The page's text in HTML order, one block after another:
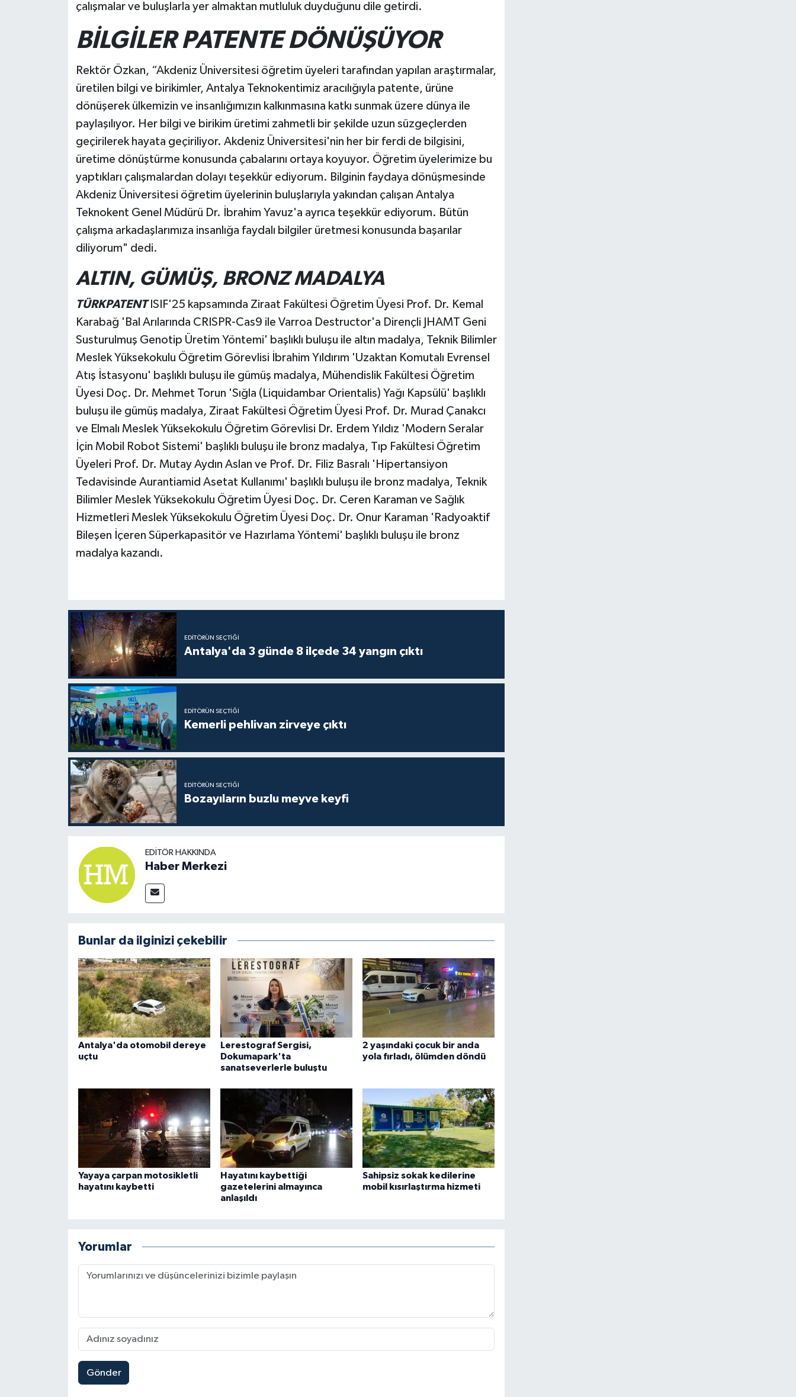
çalışmalar ve buluşlarla yer almaktan mutluluk duyduğunu dile getirdi.
BİLGİLER PATENTE DÖNÜŞÜYOR
Rektör Özkan, “Akdeniz Üniversitesi öğretim üyeleri tarafından yapılan araştırmalar,
üretilen bilgi ve birikimler, Antalya Teknokentimiz aracılığıyla patente, ürüne
dönüşerek ülkemizin ve insanlığımızın kalkınmasına katkı sunmak üzere dünya ile
paylaşılıyor. Her bilgi ve birikim üretimi zahmetli bir şekilde uzun süzgeçlerden
geçirilerek hayata geçiriliyor. Akdeniz Üniversitesi'nin her bir ferdi de bilgisini,
üretime dönüştürme konusunda çabalarını ortaya koyuyor. Öğretim üyelerimize bu
yaptıkları çalışmalardan dolayı teşekkür ediyorum. Bilginin faydaya dönüşmesinde
Akdeniz Üniversitesi öğretim üyelerinin buluşlarıyla yakından çalışan Antalya
Teknokent Genel Müdürü Dr. İbrahim Yavuz'a ayrıca teşekkür ediyorum. Bütün
çalışma arkadaşlarımıza insanlığa faydalı bilgiler üretmesi konusunda başarılar
diliyorum" dedi.
ALTIN, GÜMÜŞ, BRONZ MADALYA
TÜRKPATENTISIF'25 kapsamında Ziraat Fakültesi Öğretim Üyesi Prof. Dr. Kemal
Karabağ 'Bal Arılarında CRISPR-Cas9 ile Varroa Destructor'a Dirençli JHAMT Geni
Susturulmuş Genotip Üretim Yöntemi' başlıklı buluşu ile altın madalya, Teknik Bilimler
Meslek Yüksekokulu Öğretim Görevlisi İbrahim Yıldırım 'Uzaktan Komutalı Evrensel
Atış İstasyonu' başlıklı buluşu ile gümüş madalya, Mühendislik Fakültesi Öğretim
Üyesi Doç. Dr. Mehmet Torun 'Sığla (Liquidambar Orientalis) Yağı Kapsülü' başlıklı
buluşu ile gümüş madalya, Ziraat Fakültesi Öğretim Üyesi Prof. Dr. Murad Çanakcı
ve Elmalı Meslek Yüksekokulu Öğretim Görevlisi Dr. Erdem Yıldız 'Modern Seralar
İçin Mobil Robot Sistemi' başlıklı buluşu ile bronz madalya, Tıp Fakültesi Öğretim
Üyeleri Prof. Dr. Mutay Aydın Aslan ve Prof. Dr. Filiz Basralı 'Hipertansiyon
Tedavisinde Aurantiamid Asetat Kullanımı' başlıklı buluşu ile bronz madalya, Teknik
Bilimler Meslek Yüksekokulu Öğretim Üyesi Doç. Dr. Ceren Karaman ve Sağlık
Hizmetleri Meslek Yüksekokulu Öğretim Üyesi Doç. Dr. Onur Karaman 'Radyoaktif
Bileşen İçeren Süperkapasitör ve Hazırlama Yöntemi' başlıklı buluşu ile bronz
madalya kazandı.
EDITÖRÜN SEÇTIĞI
Antalya'da 3 günde 8 ilçede 34 yangın çıktı
EDITÖRÜN SEÇTIĞI
Kemerli pehlivan zirveye çıktı
EDITÖRÜN SEÇTIĞI
Bozayıların buzlu meyve keyfi
EDITÖR HAKKINDA
Haber Merkezi
Bunlar da ilginizi çekebilir
Antalya'da otomobil dereye
uçtu
Lerestograf Sergisi,
Dokumapark'ta
sanatseverlerle buluştu
2 yaşındaki çocuk bir anda
yola fırladı, ölümden döndü
Yayaya çarpan motosikletli
hayatını kaybetti
Hayatını kaybettiği
gazetelerini almayınca
anlaşıldı
Sahipsiz sokak kedilerine
mobil kısırlaştırma hizmeti
Yorumlar
Gönder